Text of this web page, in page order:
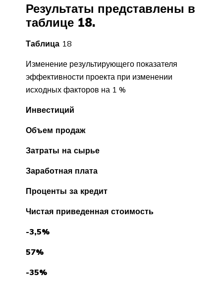
Результаты представлены в
таблице 18.
Таблица 18
Изменение результирующего показателя
эффективности проекта при изменении
исходных факторов на 1 %
Инвестиций
Объем продаж
Затраты на сырье
Заработная плата
Проценты за кредит
Чистая приведенная стоимость
-3,5%
57%
-35%